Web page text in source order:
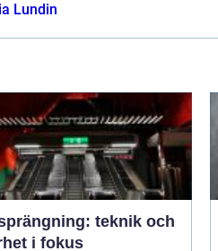
Lundin
teknik och
i fokus